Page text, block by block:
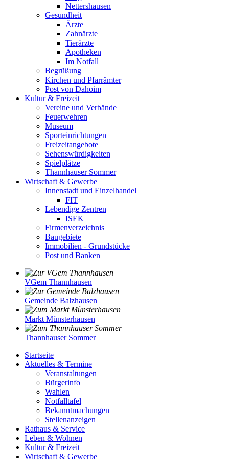
Nettershausen
Gesundheit
Ärzte
Zahnärzte
Tierärzte
Apotheken
Im Notfall
Begrüßung
Kirchen und Pfarrämter
Post von Dahoim
Kultur & Freizeit
Vereine und Verbände
Feuerwehren
Museum
Sporteinrichtungen
Freizeitangebote
Sehenswürdigkeiten
Spielplätze
Thannhauser Sommer
Wirtschaft & Gewerbe
Innenstadt und Einzelhandel
FIT
Lebendige Zentren
ISEK
Firmenverzeichnis
Baugebiete
Immobilien - Grundstücke
Post und Banken
VGem Thannhausen
Gemeinde Balzhausen
Markt Münsterhausen
Thannhauser Sommer
Startseite
Aktuelles & Termine
Veranstaltungen
Bürgerinfo
Wahlen
Notfalltafel
Bekanntmachungen
Stellenanzeigen
Rathaus & Service
Leben & Wohnen
Kultur & Freizeit
Wirtschaft & Gewerbe